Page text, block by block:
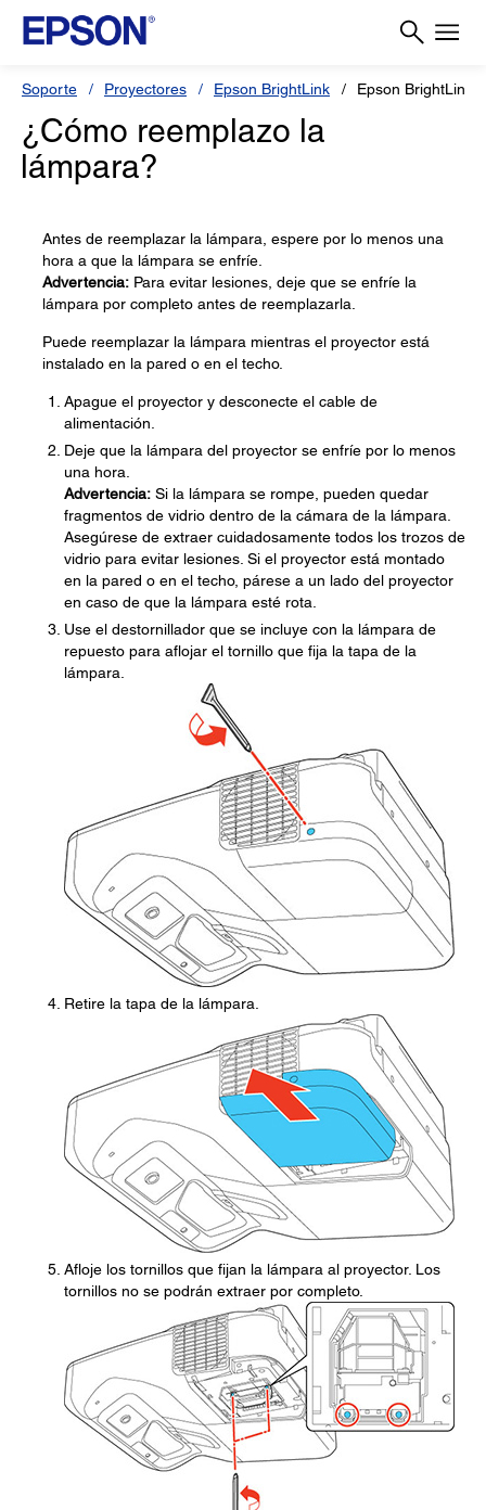
Soporte Proyectores Epson BrightLink Epson BrightLink
¿Cómo reemplazo la
lámpara?
Antes de reemplazar la lámpara, espere por lo menos una
hora a que la lámpara se enfríe.
Advertencia: Para evitar lesiones, deje que se enfríe la
lámpara por completo antes de reemplazarla.
Puede reemplazar la lámpara mientras el proyector está
instalado en la pared o en el techo.
Apague el proyector y desconecte el cable de
alimentación.
Deje que la lámpara del proyector se enfríe por lo menos
una hora.
Advertencia: Si la lámpara se rompe, pueden quedar
fragmentos de vidrio dentro de la cámara de la lámpara.
Asegúrese de extraer cuidadosamente todos los trozos de
vidrio para evitar lesiones. Si el proyector está montado
en la pared o en el techo, párese a un lado del proyector
en caso de que la lámpara esté rota.
Use el destornillador que se incluye con la lámpara de
repuesto para aflojar el tornillo que fija la tapa de la
lámpara.
Retire la tapa de la lámpara.
Afloje los tornillos que fijan la lámpara al proyector. Los
tornillos no se podrán extraer por completo.